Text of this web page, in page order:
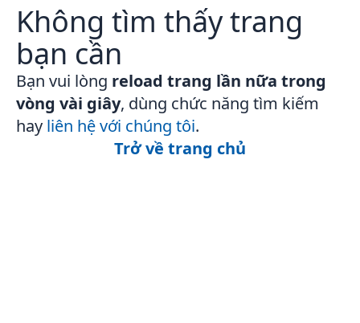
Không tìm thấy trang
bạn cần
Bạn vui lòng reload trang lần nữa trong
vòng vài giây, dùng chức năng tìm kiếm
hay liên hệ với chúng tôi.
Trở về trang chủ